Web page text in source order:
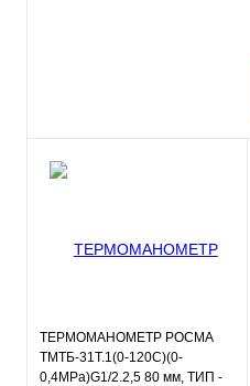
ТЕРМОМАНОМЕТР РОСМА
ТМТБ-31Т.1(0-120С)(0-
0,4MPa)G1/2.2,5 80 мм, ТИП -